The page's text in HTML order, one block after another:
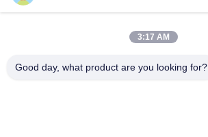
電子メール
0086-153-7406-6785
3:17 AM
Good day, what product are you looking for?